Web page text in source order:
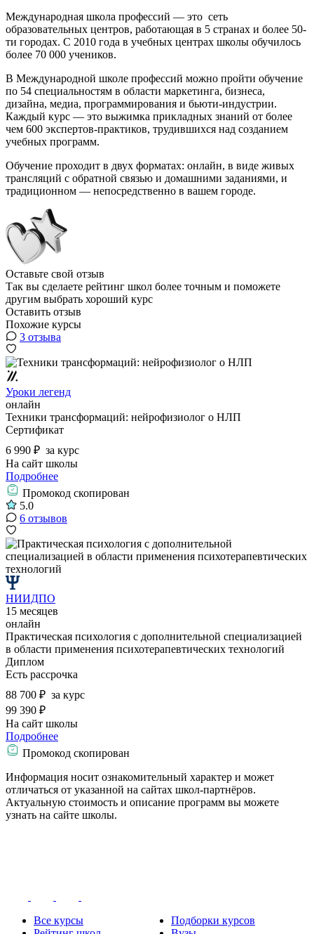
Международная школа профессий — это сеть
образовательных центров, работающая в 5 странах и более 50-
ти городах. С 2010 года в учебных центрах школы обучилось
более 70 000 учеников.
В Международной школе профессий можно пройти обучение
по 54 специальностям в области маркетинга, бизнеса,
дизайна, медиа, программирования и бьюти-индустрии.
Каждый курс — это выжимка прикладных знаний от более
чем 600 экспертов-практиков, трудившихся над созданием
учебных программ.
Обучение проходит в двух форматах: онлайн, в виде живых
трансляций с обратной связью и домашними заданиями, и
традиционном — непосредственно в вашем городе.
Оставьте свой отзыв
Так вы сделаете рейтинг школ более точным и поможете
другим выбрать хороший курс
Оставить отзыв
Похожие курсы
3 отзыва
Уроки легенд
онлайн
Техники трансформаций: нейрофизиолог о НЛП
Сертификат
6 990 ₽ за курс
На сайт школы
Подробнее
Промокод скопирован
5.0
6 отзывов
НИИДПО
15 месяцев
онлайн
Практическая психология с дополнительной специализацией
в области применения психотерапевтических технологий
Диплом
Есть рассрочка
88 700 ₽ за курс
99 390 ₽
На сайт школы
Подробнее
Промокод скопирован
Информация носит ознакомительный характер и может
отличаться от указанной на сайтах школ-партнёров.
Актуальную стоимость и описание программ вы можете
узнать на сайте школы.
Все курсы
Подборки курсов